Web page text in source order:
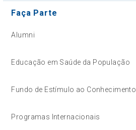
Faça Parte
Alumni
Educação em Saúde da População
Fundo de Estímulo ao Conhecimento
Programas Internacionais